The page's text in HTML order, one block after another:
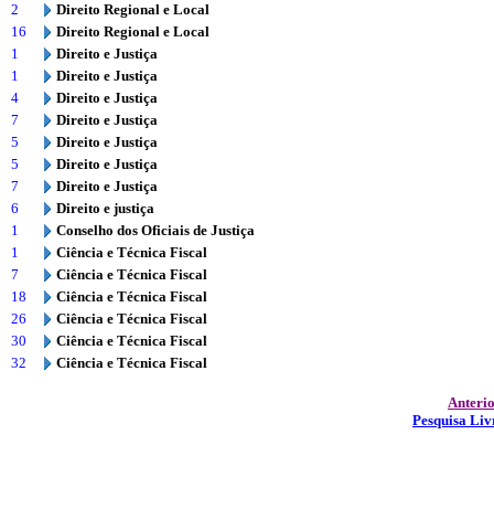
2
Direito Regional e Local
16
Direito Regional e Local
1
Direito e Justiça
1
Direito e Justiça
4
Direito e Justiça
7
Direito e Justiça
5
Direito e Justiça
5
Direito e Justiça
7
Direito e Justiça
6
Direito e justiça
1
Conselho dos Oficiais de Justiça
1
Ciência e Técnica Fiscal
7
Ciência e Técnica Fiscal
18
Ciência e Técnica Fiscal
26
Ciência e Técnica Fiscal
30
Ciência e Técnica Fiscal
32
Ciência e Técnica Fiscal
Pesquisa